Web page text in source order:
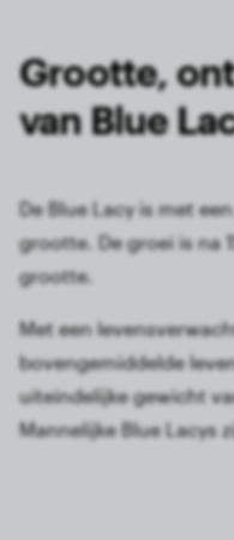
Grootte,
van Blue
De Blue Lacy is met
grootte. De groei is na
grootte.
Met een
bovengemiddelde
uiteindelijke gewicht
Mannelijke Blue Lacys